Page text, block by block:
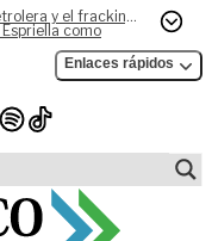
y el fracking,
como
Enlaces rápidos